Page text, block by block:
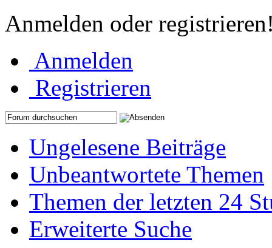
Anmelden oder
Anmelden
Registrieren
Ungelesene Beiträge
Unbeantwortete Themen
Themen der letzten 24
Erweiterte Suche